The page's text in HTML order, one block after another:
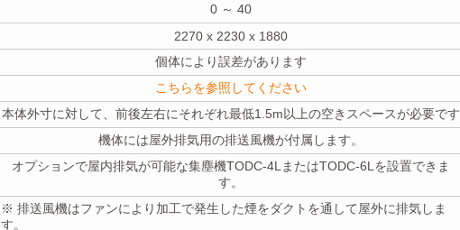
0 ～ 40
2270 x 2230 x 1880
個体により誤差があります
こちらを参照してください
本体外寸に対して、前後左右にそれぞれ最低1.5m以上の空きスペースが必要です
機体には屋外排気用の排送風機が付属します。
オプションで屋内排気が可能な集塵機TODC-4LまたはTODC-6Lを設置できま
す。
※ 排送風機はファンにより加工で発生した煙をダクトを通して屋外に排気しま
す。